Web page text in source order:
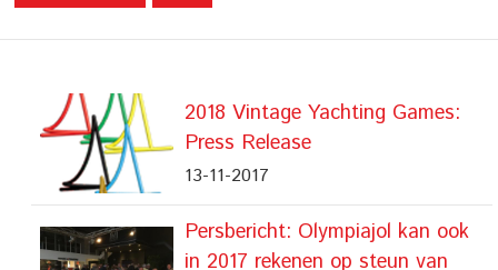
2018 Vintage Yachting Games:
Press Release
13-11-2017
Persbericht: Olympiajol kan ook
in 2017 rekenen op steun van